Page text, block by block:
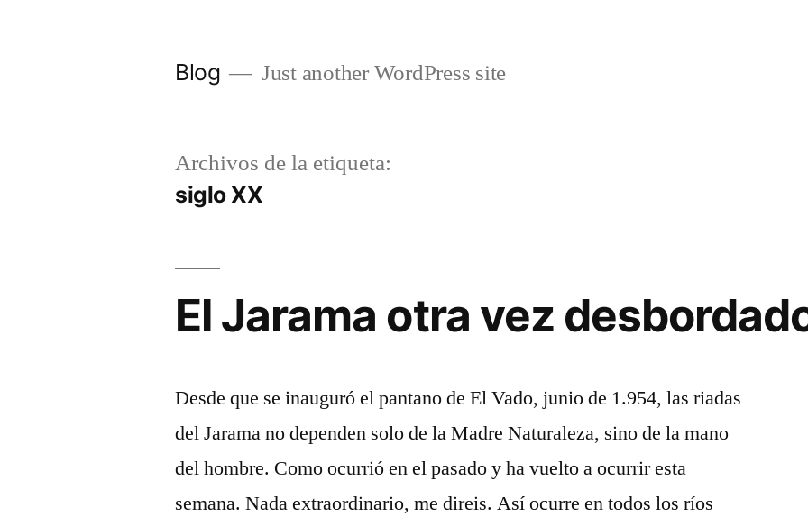
Blog Just another WordPress site
Archivos de la etiqueta:
siglo XX
El Jarama otra vez
Desde que se inauguró el pantano de El Vado, junio de 1.954, las riadas
del Jarama no dependen solo de la Madre Naturaleza, sino de la mano
del hombre. Como ocurrió en el pasado y ha vuelto a ocurrir esta
semana. Nada extraordinario, me direis. Así ocurre en todos los ríos